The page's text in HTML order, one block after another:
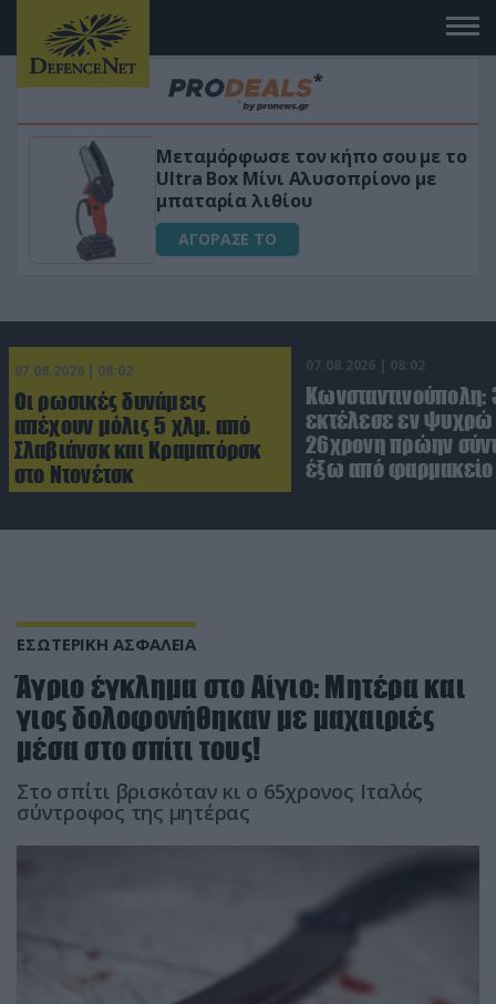
«Μαγική» φόρμουλα τριβόλι + VIP
για αύξηση της λίμπιντο
ΑΓΟΡΑΣΕ ΤΟ
07.08.2026 | 08:02
Οι ρωσικές δυνάμεις
απέχουν μόλις 5 χλμ. από
Σλαβιάνσκ και Κραματόρσκ
στο Ντονέτσκ
07.08.2026 | 08:02
Κωνσταντινούπολη:
εκτέλεσε εν ψυχρώ
26χρονη πρώην
έξω από φαρμακείο
ΕΣΩΤΕΡΙΚΗ ΑΣΦΑΛΕΙΑ
Άγριο έγκλημα στο Αίγιο: Μητέρα και
γιος δολοφονήθηκαν με μαχαιριές
μέσα στο σπίτι τους!
Στο σπίτι βρισκόταν κι ο 65χρονος Ιταλός
σύντροφος της μητέρας